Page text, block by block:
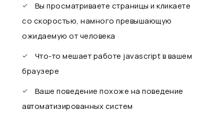
Вы просматриваете страницы и кликаете
со скоростью, намного превышающую
ожидаемую от человека
Что-то мешает работе javascript в вашем
браузере
Ваше поведение похоже на поведение
автоматизированных систем